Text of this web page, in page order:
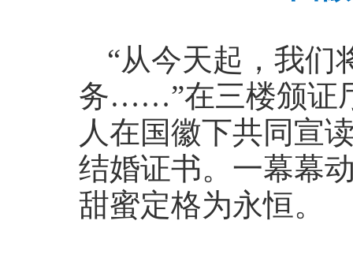
“从今天起，我们
务……”在三楼颁证
人在国徽下共同宣
结婚证书。一幕幕
甜蜜定格为永恒。